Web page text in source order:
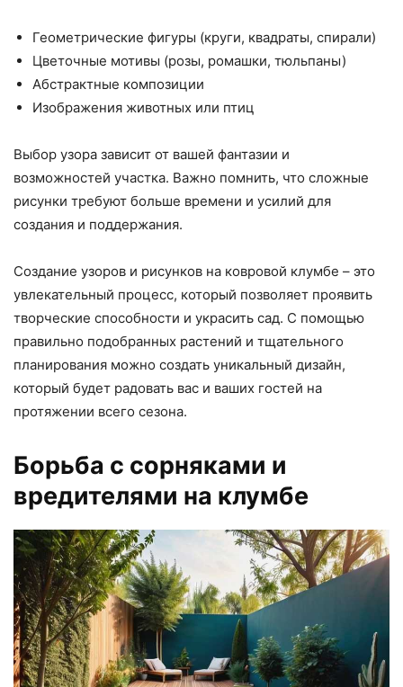
Геометрические фигуры (круги, квадраты, спирали)
Цветочные мотивы (розы, ромашки, тюльпаны)
Абстрактные композиции
Изображения животных или птиц
Выбор узора зависит от вашей фантазии и
возможностей участка. Важно помнить, что сложные
рисунки требуют больше времени и усилий для
создания и поддержания.
Создание узоров и рисунков на ковровой клумбе – это
увлекательный процесс, который позволяет проявить
творческие способности и украсить сад. С помощью
правильно подобранных растений и тщательного
планирования можно создать уникальный дизайн,
который будет радовать вас и ваших гостей на
протяжении всего сезона.
Борьба с сорняками и
вредителями на клумбе